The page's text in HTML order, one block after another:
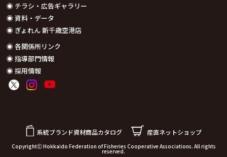
◉ チラシ・広告ギャラリー
◉ 資料・データ
◉ ぎょれん 新千歳空港店
◉ 各関係所リンク
◉ 指導部門情報
◉ 採用情報
系統ブランド資材商品カタログ 産直ネットショップ
CopyrightⒸ Hokkaido Federation of Fisheries Cooperative Associations. All rights
reserved.